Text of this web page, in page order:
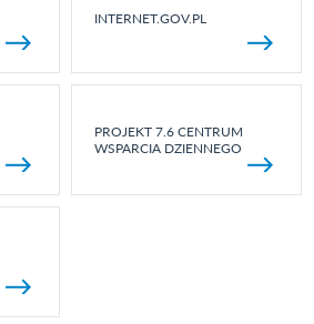
INTERNET.GOV.PL
PROJEKT 7.6 CENTRUM
WSPARCIA DZIENNEGO